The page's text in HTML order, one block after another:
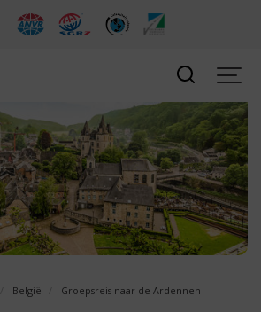
België Groepsreis naar de Ardennen